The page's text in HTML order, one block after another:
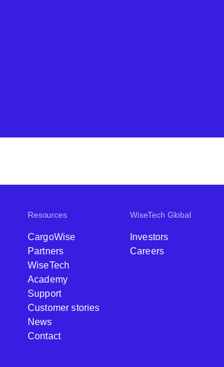
Resources
CargoWise
Partners
WiseTech
Academy
Support
Customer stories
News
Contact
WiseTech Global
Investors
Careers